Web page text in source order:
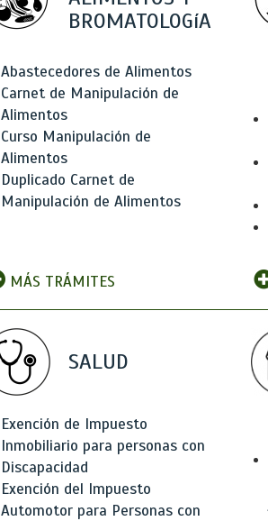
BROMATOLOGíA
Abastecedores de Alimentos
Carnet de Manipulación de
Alimentos
Curso Manipulación de
Alimentos
Duplicado Carnet de
Manipulación de Alimentos
MÁS TRÁMITES
SALUD
Exención de Impuesto
Inmobiliario para personas con
Discapacidad
Exención del Impuesto
Automotor para Personas con